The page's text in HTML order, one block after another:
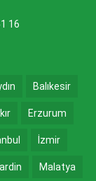
16
Balıkesir
Erzurum
İzmir
Malatya